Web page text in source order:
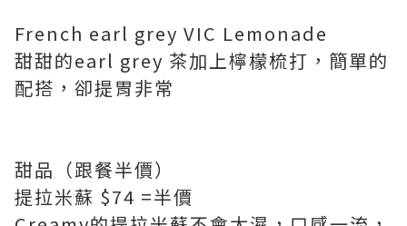
French earl grey VIC Lemonade
甜甜的earl grey 茶加上檸檬梳打，簡單的
配搭，卻提胃非常
甜品（跟餐半價）
提拉米蘇 $74 =半價